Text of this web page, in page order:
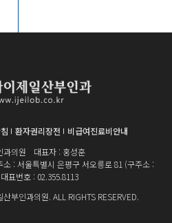
환자권리장전
비급여진료비안내
과의원
대표자 : 홍성훈
소 : 서울특별시 은평구 서오릉로 81 (구주소 :
대표번호 : 02.355.8113
부인과의원. ALL RIGHTS RESERVED.